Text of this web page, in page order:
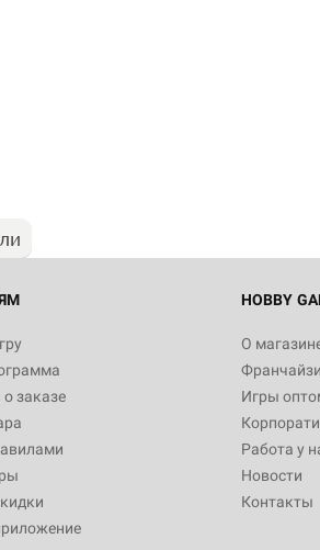
заказе
HOBBY
О
Игры
Работа у
Новости
Контакты
"Мир
799
Рубеж
12 990